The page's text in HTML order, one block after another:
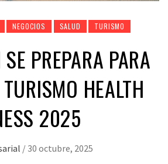
NEGOCIOS SALUD TURISMO
PREPARA PARA
HEALTH
2025
/ 30 octubre, 2025